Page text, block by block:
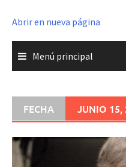
Abrir en nueva página
Menú principal
FECHA JUNIO 15,